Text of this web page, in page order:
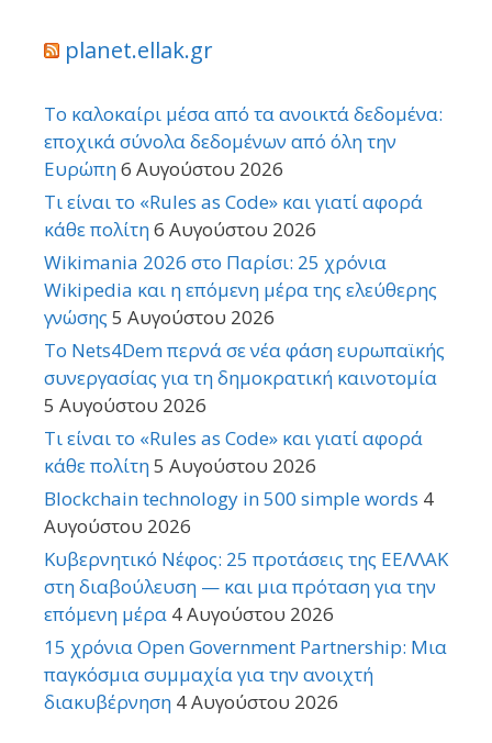
planet.ellak.gr
Το καλοκαίρι μέσα από τα ανοικτά δεδομένα:
εποχικά σύνολα δεδομένων από όλη την
Ευρώπη6 Αυγούστου 2026
Τι είναι το «Rules as Code» και γιατί αφορά
κάθε πολίτη6 Αυγούστου 2026
Wikimania 2026 στο Παρίσι: 25 χρόνια
Wikipedia και η επόμενη μέρα της ελεύθερης
γνώσης 5 Αυγούστου 2026
Το Nets4Dem περνά σε νέα φάση ευρωπαϊκής
συνεργασίας για τη δημοκρατική καινοτομία
5 Αυγούστου 2026
Τι είναι το «Rules as Code» και γιατί αφορά
κάθε πολίτη5 Αυγούστου 2026
Blockchain technology in 500 simple words 4
Αυγούστου 2026
Κυβερνητικό Νέφος: 25 προτάσεις της ΕΕΛΛΑΚ
στη διαβούλευση — και μια πρόταση για την
επόμενη μέρα 4 Αυγούστου 2026
15 χρόνια Open Government Partnership: Μια
παγκόσμια συμμαχία για την ανοιχτή
διακυβέρνηση 4 Αυγούστου 2026